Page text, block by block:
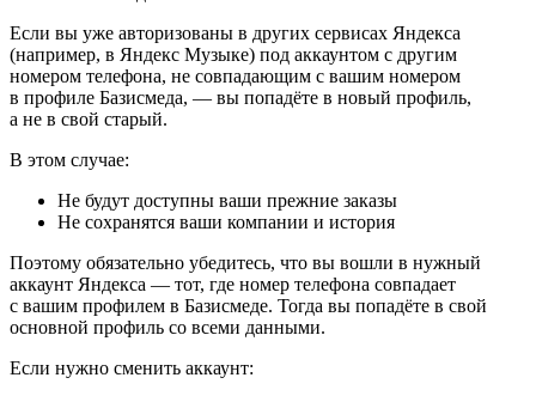
Если вы уже авторизованы в других сервисах Яндекса
(например, в Яндекс Музыке) под аккаунтом с другим
номером телефона, не совпадающим с вашим номером
в профиле Базисмеда, — вы попадёте в новый профиль,
а не в свой старый.
В этом случае:
Не будут доступны ваши прежние заказы
Не сохранятся ваши компании и история
Поэтому обязательно убедитесь, что вы вошли в нужный
аккаунт Яндекса — тот, где номер телефона совпадает
с вашим профилем в Базисмеде. Тогда вы попадёте в свой
основной профиль со всеми данными.
Если нужно сменить аккаунт: